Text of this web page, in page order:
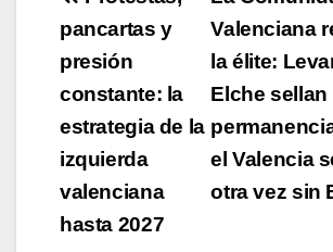
de
entradas
Valenciana
la élite:
Elche sellan
el Valencia
otra vez sin
pancartas y
presión
constante: la
estrategia de la
izquierda
valenciana
hasta 2027